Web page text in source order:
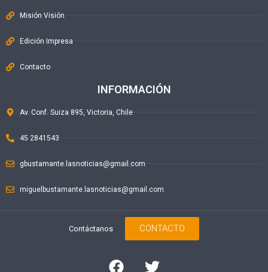
Misión Visión
Edición Impresa
Contacto
INFORMACIÓN
Av. Conf. Suiza 895, Victoria, Chile
45 2841543
gbustamante.lasnoticias@gmail.com
miguelbustamante.lasnoticias@gmail.com
Contáctanos CONTACTO